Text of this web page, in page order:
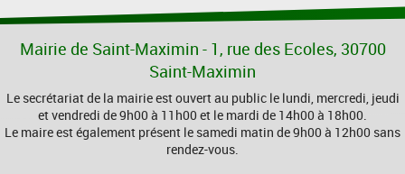
Mairie de Saint-Maximin - 1, rue des Ecoles, 30700
Saint-Maximin
Le secrétariat de la mairie est ouvert au public le lundi, mercredi, jeudi
et vendredi de 9h00 à 11h00 et le mardi de 14h00 à 18h00.
Le maire est également présent le samedi matin de 9h00 à 12h00 sans
rendez-vous.